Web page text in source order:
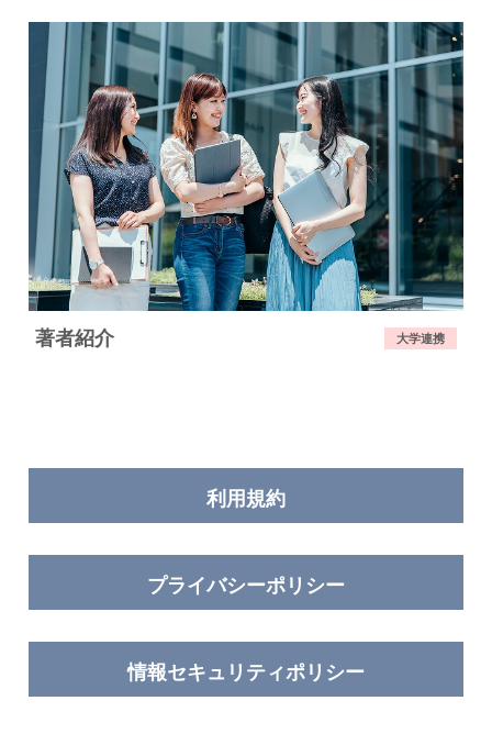
著者紹介 大学連携
利用規約
プライバシーポリシー
情報セキュリティポリシー